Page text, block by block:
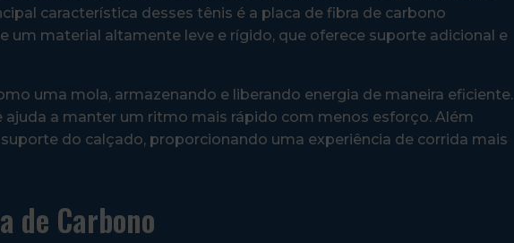
característica desses tênis é a placa de fibra de carbono
um material altamente leve e rígido, que oferece suporte adicional e
uma mola, armazenando e liberando energia de maneira eficiente.
a manter um ritmo mais rápido com menos esforço. Além
do calçado, proporcionando uma experiência de corrida mais
de Carbono